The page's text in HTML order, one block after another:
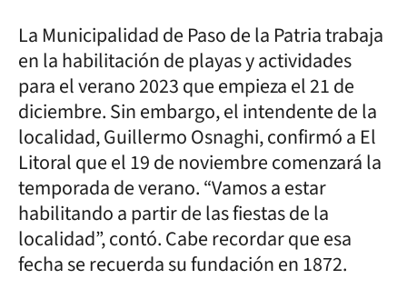
La Municipalidad de Paso de la Patria trabaja
en la habilitación de playas y actividades
para el verano 2023 que empieza el 21 de
diciembre. Sin embargo, el intendente de la
localidad, Guillermo Osnaghi, confirmó a El
Litoral que el 19 de noviembre comenzará la
temporada de verano. “Vamos a estar
habilitando a partir de las fiestas de la
localidad”, contó. Cabe recordar que esa
fecha se recuerda su fundación en 1872.